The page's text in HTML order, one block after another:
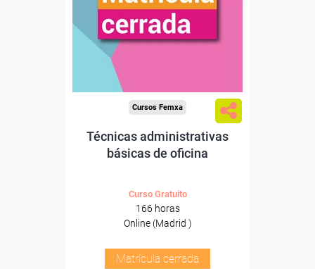
Cursos Femxa
Técnicas administrativas
básicas de oficina
Curso Gratuito
166 horas
Online (Madrid )
Matrícula cerrada